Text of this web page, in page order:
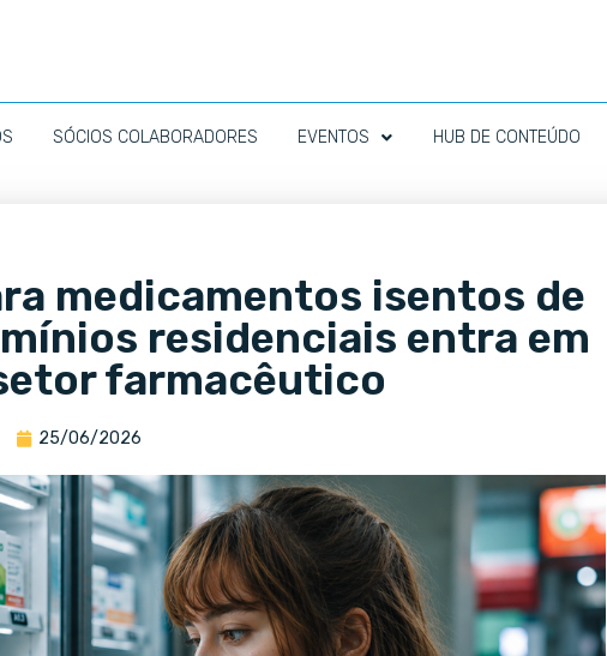
SÓCIOS COLABORADORES EVENTOS HUB DE CONTEÚDO
medicamentos isentos de
residenciais entra em
farmacêutico
25/06/2026